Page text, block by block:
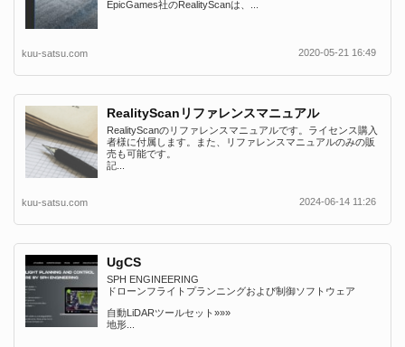
EpicGames社のRealityScanは、...
kuu-satsu.com 2020-05-21 16:49
RealityScanリファレンスマニュアル
RealityScanのリファレンスマニュアルです。ライセンス購入
者様に付属します。また、リファレンスマニュアルのみの販
売も可能です。
記...
kuu-satsu.com 2024-06-14 11:26
UgCS
SPH ENGINEERING
ドローンフライトプランニングおよび制御ソフトウェア
自動LiDARツールセット»»»
地形...